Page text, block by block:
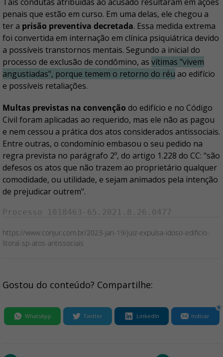
penais que estão em curso. Em uma delas, ele chegou a
ter a prisão preventiva decretada. Essa medida extrema
foi convertida em internação em clínica psiquiátrica devido
a possíveis transtornos mentais. Segundo a inicial do
processo de exclusão de condômino, as vítimas "vivem
angustiadas", porque temem o retorno do réu ao edifício
e possíveis retaliações.
Multas previstas na convenção do edifício e no Código
Civil foram aplicadas ao requerido, mas ele não as pagou
e nem cessou a prática dos atos considerados antissociais.
Entre outras, o condomínio embasou o seu pedido na
regra prevista no parágrafo 2º, do artigo 1.228 do CC: "são
defesos os atos que não trazem ao proprietário qualquer
comodidade, ou utilidade, e sejam animados pela intenção
de prejudicar outrem".
Processo 1018463-65.2021.8.26.0477
https://www.conjur.com.br/2023-jan-19/juiz-expulsa-idoso-edificio-
litoral-sp-atos-antissociais
Gostou do conteúdo? Compartilhe:
WhatsApp Twitter LinkedIn Indicar
0